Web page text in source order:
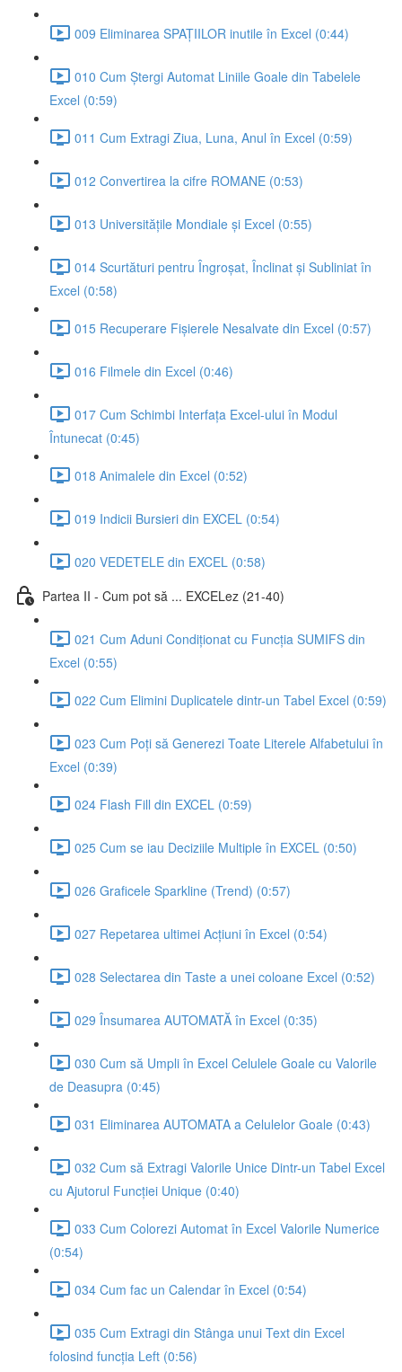
009 Eliminarea SPAȚIILOR inutile în Excel (0:44)
010 Cum Ștergi Automat Liniile Goale din Tabelele
Excel (0:59)
011 Cum Extragi Ziua, Luna, Anul în Excel (0:59)
012 Convertirea la cifre ROMANE (0:53)
013 Universitățile Mondiale și Excel (0:55)
014 Scurtături pentru Îngroșat, Înclinat și Subliniat în
Excel (0:58)
015 Recuperare Fișierele Nesalvate din Excel (0:57)
016 Filmele din Excel (0:46)
017 Cum Schimbi Interfața Excel-ului în Modul
Întunecat (0:45)
018 Animalele din Excel (0:52)
019 Indicii Bursieri din EXCEL (0:54)
020 VEDETELE din EXCEL (0:58)
Partea II - Cum pot să ... EXCELez (21-40)
021 Cum Aduni Condiționat cu Funcția SUMIFS din
Excel (0:55)
022 Cum Elimini Duplicatele dintr-un Tabel Excel (0:59)
023 Cum Poți să Generezi Toate Literele Alfabetului în
Excel (0:39)
024 Flash Fill din EXCEL (0:59)
025 Cum se iau Deciziile Multiple în EXCEL (0:50)
026 Graficele Sparkline (Trend) (0:57)
027 Repetarea ultimei Acțiuni în Excel (0:54)
028 Selectarea din Taste a unei coloane Excel (0:52)
029 Însumarea AUTOMATĂ în Excel (0:35)
030 Cum să Umpli în Excel Celulele Goale cu Valorile
de Deasupra (0:45)
031 Eliminarea AUTOMATA a Celulelor Goale (0:43)
032 Cum să Extragi Valorile Unice Dintr-un Tabel Excel
cu Ajutorul Funcției Unique (0:40)
033 Cum Colorezi Automat în Excel Valorile Numerice
(0:54)
034 Cum fac un Calendar în Excel (0:54)
035 Cum Extragi din Stânga unui Text din Excel
folosind funcția Left (0:56)